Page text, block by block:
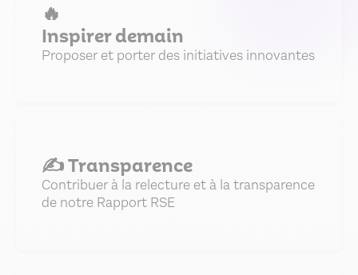
🔥
Inspirer demain
Proposer et porter des initiatives innovantes
✍️ Transparence
Contribuer à la relecture et à la transparence
de notre Rapport RSE